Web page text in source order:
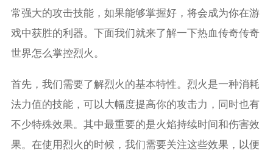
常强大的攻击技能，如果能够掌握好，将会成为你在游
戏中获胜的利器。下面我们就来了解一下热血传奇传奇
世界怎么掌控烈火。
首先，我们需要了解烈火的基本特性。烈火是一种消耗
法力值的技能，可以大幅度提高你的攻击力，同时也有
不少特殊效果。其中最重要的是火焰持续时间和伤害效
果。在使用烈火的时候，我们需要关注这些效果，以便